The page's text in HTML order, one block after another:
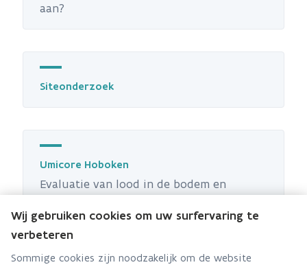
aan?
Siteonderzoek
Umicore Hoboken
Evaluatie van lood in de bodem en
Wij gebruiken cookies om uw surfervaring te
verbeteren
Sommige cookies zijn noodzakelijk om de website